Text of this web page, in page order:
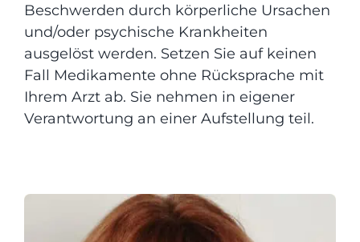
Beschwerden durch körperliche Ursachen
und/oder psychische Krankheiten
ausgelöst werden. Setzen Sie auf keinen
Fall Medikamente ohne Rücksprache mit
Ihrem Arzt ab. Sie nehmen in eigener
Verantwortung an einer Aufstellung teil.